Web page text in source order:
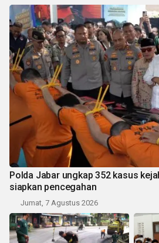
Polda Jabar ungkap 352 kasus
siapkan pencegahan
Jumat, 7 Agustus 2026